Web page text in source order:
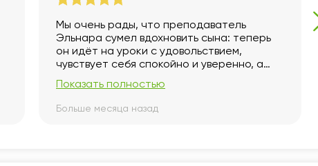
Мы очень рады, что преподаватель
Эльнара сумел вдохновить сына: теперь
он идёт на уроки с удовольствием,
чувствует себя спокойно и уверенно, а
интерес к языку растёт с каждым
занятием.
Показать полностью
Больше месяца назад